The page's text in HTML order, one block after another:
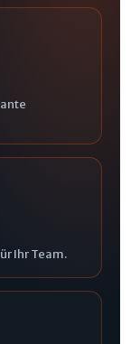
Ihr Team.